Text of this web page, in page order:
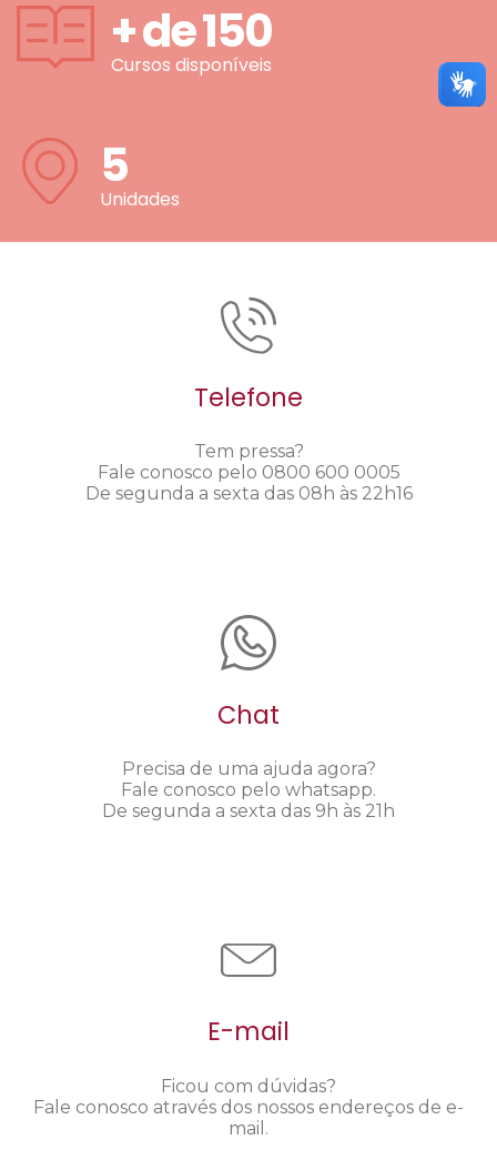
+ de150
Cursos disponíveis
5
Unidades
Telefone
Tem pressa?
Fale conosco pelo 0800 600 0005
De segunda a sexta das 08h às 22h16
Chat
Precisa de uma ajuda agora?
Fale conosco pelo whatsapp.
De segunda a sexta das 9h às 21h
E-mail
Ficou com dúvidas?
Fale conosco através dos nossos endereços de e-
mail.